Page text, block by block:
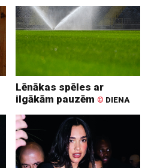
Lēnākas spēles ar
ilgākām pauzēm © DIENA